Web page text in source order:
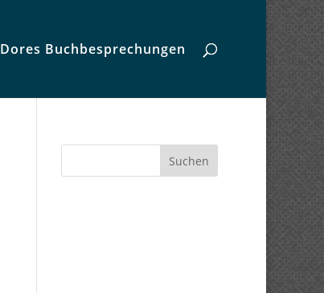
Dores Buchbesprechungen
Suchen